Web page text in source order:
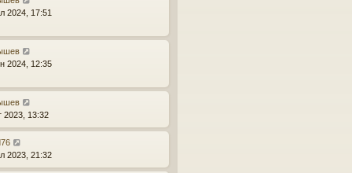
2024, 17:51
2024, 12:35
2023, 13:32
2023, 21:32